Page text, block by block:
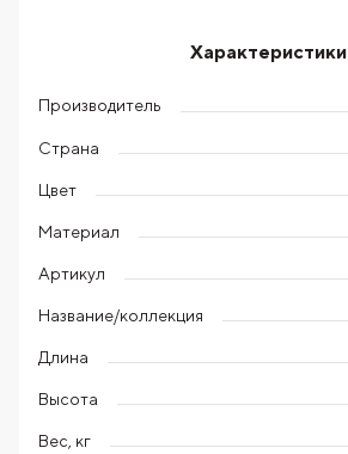
Характеристики
Производитель
Страна
Цвет
Материал
Артикул
Название/коллекция
Длина
Высота
Вес, кг